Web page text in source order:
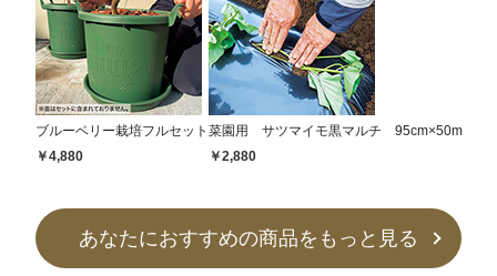
ブルーベリー栽培フルセット
￥4,880
菜園用 サツマイモ黒マルチ 95cm×50m
￥2,880
あなたにおすすめの商品をもっと見る